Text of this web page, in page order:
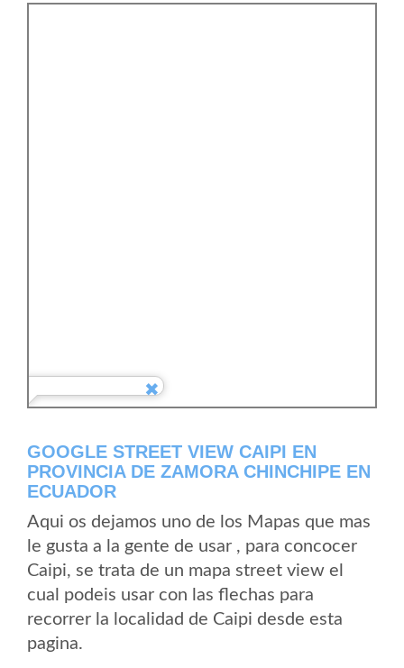
GOOGLE STREET VIEW CAIPI EN
PROVINCIA DE ZAMORA CHINCHIPE EN
ECUADOR
Aqui os dejamos uno de los Mapas que mas
le gusta a la gente de usar , para concocer
Caipi, se trata de un mapa street view el
cual podeis usar con las flechas para
recorrer la localidad de Caipi desde esta
pagina.